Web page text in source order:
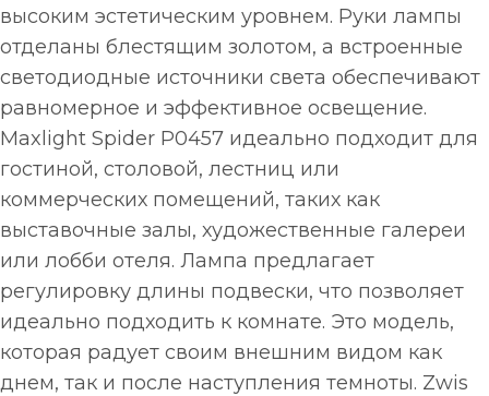
высоким эстетическим уровнем. Руки лампы
отделаны блестящим золотом, а встроенные
светодиодные источники света обеспечивают
равномерное и эффективное освещение.
Maxlight Spider P0457 идеально подходит для
гостиной, столовой, лестниц или
коммерческих помещений, таких как
выставочные залы, художественные галереи
или лобби отеля. Лампа предлагает
регулировку длины подвески, что позволяет
идеально подходить к комнате. Это модель,
которая радует своим внешним видом как
днем, так и после наступления темноты. Zwis